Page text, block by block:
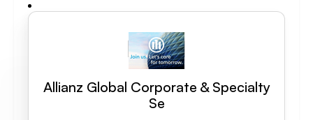
Allianz Global Corporate & Specialty
Se